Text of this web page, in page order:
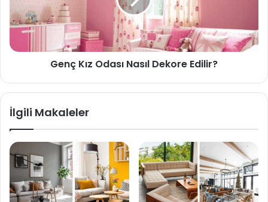
Genç Kız Odası Nasıl Dekore Edilir?
İlgili Makaleler